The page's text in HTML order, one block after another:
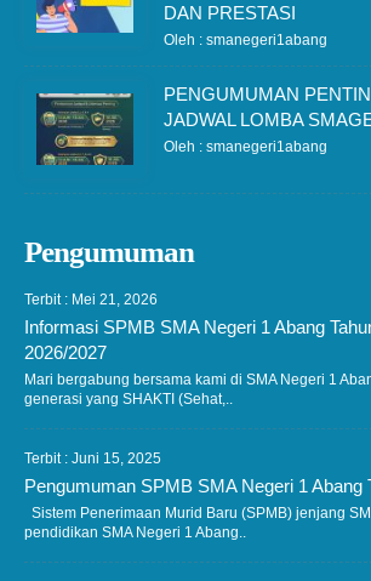
DAN PRESTASI
Oleh : smanegeri1abang
PENGUMUMAN
JADWAL LOMBA
Oleh : smanegeri1abang
Pengumuman
Terbit : Mei 21, 2026
Informasi SPMB SMA Negeri 1 Abang
2026/2027
Mari bergabung bersama kami di SMA Negeri 1
generasi yang SHAKTI (Sehat,..
Terbit : Juni 15, 2025
Pengumuman SPMB SMA Negeri 1 Abang
Sistem Penerimaan Murid Baru (SPMB) jenjang
pendidikan SMA Negeri 1 Abang..